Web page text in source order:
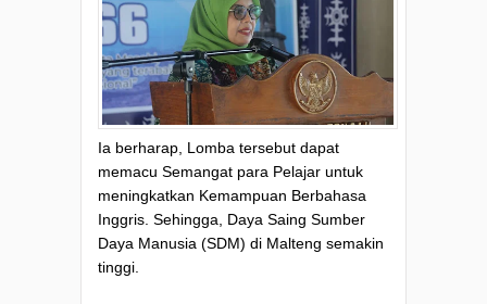
Ia berharap, Lomba tersebut dapat
memacu Semangat para Pelajar untuk
meningkatkan Kemampuan Berbahasa
Inggris. Sehingga, Daya Saing Sumber
Daya Manusia (SDM) di Malteng semakin
tinggi.